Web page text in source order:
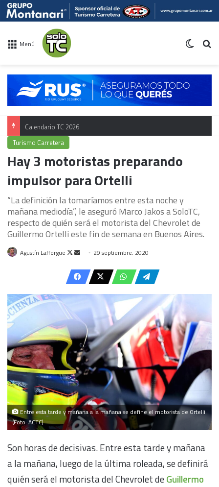
Menú
Calendario TC 2026
Turismo Carretera
Hay 3 motoristas preparando
impulsor para Ortelli
“La definición la tomaríamos entre esta noche y
mañana mediodía”, le aseguró Marco Jakos a SoloTC,
respecto de quién será el motorista del Chevrolet de
Guillermo Ortelli este fin de semana en Buenos Aires.
Agustín Lafforgue
Follow
X
Send
email
29 septiembre, 2020
Entre esta tarde y mañana a la mañana se define el motorista de Ortelli.
(Foto: ACTC)
Son horas de decisivas. Entre esta tarde y mañana
a la mañana, luego de la última roleada, se definirá
quién será el motorista del Chevrolet deGuillermo